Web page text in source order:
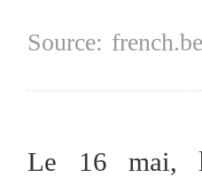
Le 16 mai,